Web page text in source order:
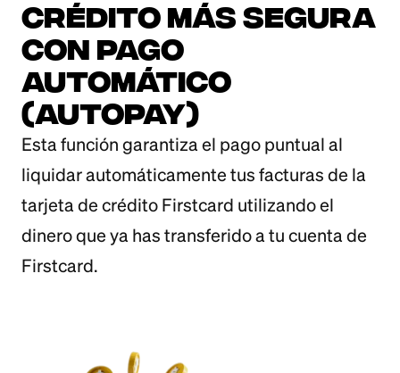
crédito más segura
con Pago
Automático
(Autopay)
Esta función garantiza el pago puntual al
liquidar automáticamente tus facturas de la
tarjeta de crédito Firstcard utilizando el
dinero que ya has transferido a tu cuenta de
Firstcard.